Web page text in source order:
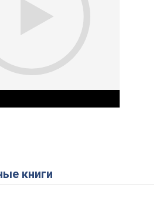
Play Video
книги